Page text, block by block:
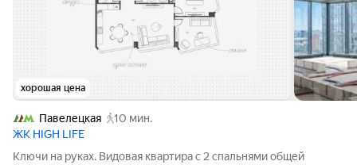
хорошая цена
Павелецкая
10 мин.
ЖК HIGH LIFE
Ключи на руках. Видовая квартира с 2 спальнями общей